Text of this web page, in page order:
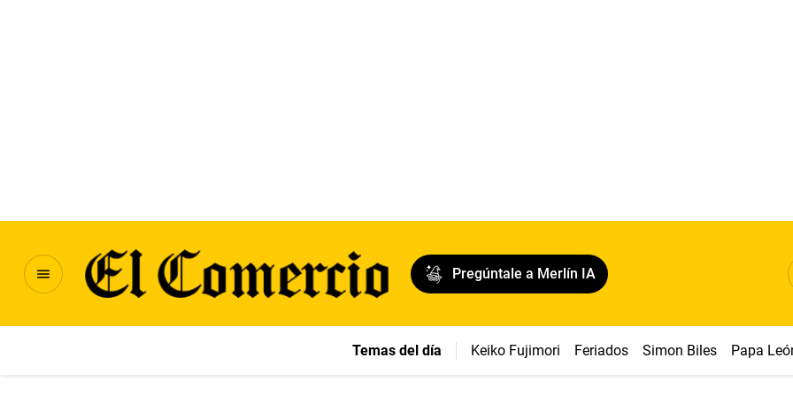
Pregúntale a Merlín IA
Temas del día Keiko Fujimori Feriados Simon Biles Papa